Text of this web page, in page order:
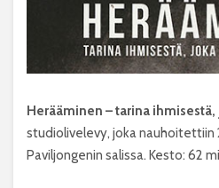
Herääminen – tarina ihmisestä,
studiolivelevy, joka nauhoitettiin
Paviljongenin salissa. Kesto: 62